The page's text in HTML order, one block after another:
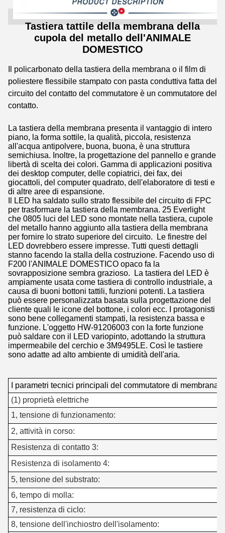
Tastiera tattile della membrana della
cupola del metallo dell'ANIMALE
DOMESTICO
Il policarbonato della tastiera della membrana o il film di
poliestere flessibile stampato con pasta conduttiva fatta del
circuito del contatto del commutatore è un commutatore del
contatto.
La tastiera della membrana presenta il vantaggio di intero
piano, la forma sottile, la qualità, piccola, resistenza
all'acqua antipolvere, buona, buona, è una struttura
semichiusa. Inoltre, la progettazione del pannello e grande
libertà di scelta dei colori. Gamma di applicazioni positiva
dei desktop computer, delle copiatrici, dei fax, dei
giocattoli, del computer quadrato, dell'elaboratore di testi e
di altre aree di espansione.
Il LED ha saldato sullo strato flessibile del circuito di FPC
per trasformare la tastiera della membrana. 25 Everlight
che 0805 luci del LED sono montate nella tastiera, cupole
del metallo hanno aggiunto alla tastiera della membrana
per fornire lo strato superiore del circuito. Le finestre del
LED dovrebbero essere impresse. Tutti questi dettagli
stanno facendo la stalla della costruzione. Facendo uso di
F200 l'ANIMALE DOMESTICO opaco fa la
sovrapposizione sembra grazioso. La tastiera del LED è
ampiamente usata come tastiera di controllo industriale, a
causa di buoni bottoni tattili, funzioni potenti. La tastiera
può essere personalizzata basata sulla progettazione del
cliente quali le icone del bottone, i colori ecc. I protagonisti
sono bene collegamenti stampati, la resistenza bassa e
funzione. L'oggetto HW-91206003 con la forte funzione
può saldare con il LED variopinto, adottando la struttura
impermeabile del cerchio e 3M9495LE. Così le tastiere
sono adatte ad alto ambiente di umidità dell'aria.
I parametri tecnici principali del commutatore di membrana
(1) proprietà elettriche
1, tensione di funzionamento:
2, attività in corso:
Resistenza di contatto 3:
Resistenza di isolamento 4:
5, tensione del substrato:
6, tempo di molla:
7, resistenza di ciclo:
8, tensione dell'inchiostro dell'isolamento: